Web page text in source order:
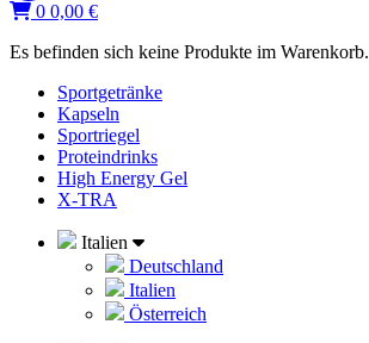
0 0,00 €
Es befinden sich keine Produkte im Warenkorb.
Sportgetränke
Kapseln
Sportriegel
Proteindrinks
High Energy Gel
X-TRA
Italien
Deutschland
Italien
Österreich